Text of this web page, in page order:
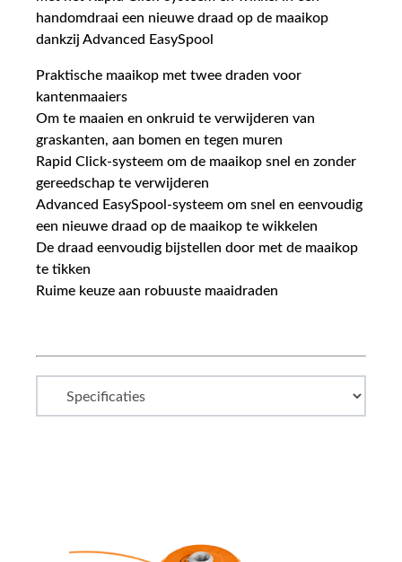
handomdraai een nieuwe draad op de maaikop
dankzij Advanced EasySpool
Praktische maaikop met twee draden voor
kantenmaaiers
Om te maaien en onkruid te verwijderen van
graskanten, aan bomen en tegen muren
Rapid Click-systeem om de maaikop snel en zonder
gereedschap te verwijderen
Advanced EasySpool-systeem om snel en eenvoudig
een nieuwe draad op de maaikop te wikkelen
De draad eenvoudig bijstellen door met de maaikop
te tikken
Ruime keuze aan robuuste maaidraden